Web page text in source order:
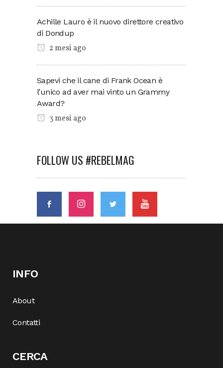
Achille Lauro è il nuovo direttore creativo
di Dondup
2 mesi ago
Sapevi che il cane di Frank Ocean è
l’unico ad aver mai vinto un Grammy
Award?
3 mesi ago
FOLLOW US #REBELMAG
INFO
About
Contatti
CERCA